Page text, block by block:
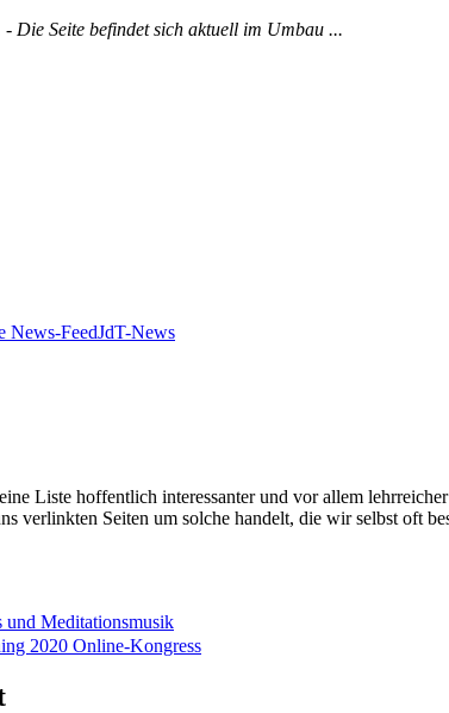
Die Seite befindet sich aktuell im Umbau ...
JdT-News
Liste hoffentlich interessanter und vor allem
verlinkten Seiten um solche handelt, die wir selbst oft
und Meditationsmusik
2020 Online-Kongress